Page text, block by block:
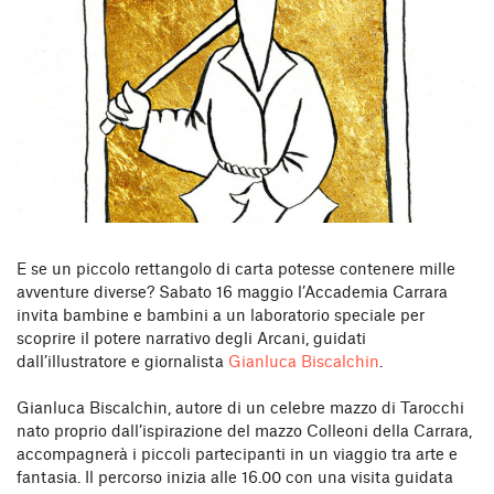
E se un piccolo rettangolo di carta potesse contenere mille
avventure diverse? Sabato 16 maggio l’Accademia Carrara
invita bambine e bambini a un laboratorio speciale per
scoprire il potere narrativo degli Arcani, guidati
dall’illustratore e giornalista Gianluca Biscalchin
Gianluca Biscalchin, autore di un celebre mazzo di Tarocchi
nato proprio dall’ispirazione del mazzo Colleoni della Carrara,
accompagnerà i piccoli partecipanti in un viaggio tra arte e
fantasia. Il percorso inizia alle 16.00 con una visita guidata